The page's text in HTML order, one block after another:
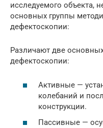
исследуемого объекта,
основных группы
дефектоскопии:
Различают две
дефектоскопии:
Активные —
колебаний и
конструкции.
Пассивные —